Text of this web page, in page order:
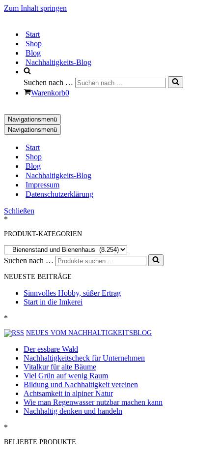
Zum Inhalt springen
Start
Shop
Blog
Nachhaltigkeits-Blog
Suchen nach …
Warenkorb0
Navigationsmenü
Navigationsmenü
Start
Shop
Blog
Nachhaltigkeits-Blog
Impressum
Datenschutzerklärung
Schließen
*
PRODUKT-KATEGORIEN
Suchen nach …
NEUESTE BEITRÄGE
Sinnvolles Hobby, süßer Ertrag
Start in die Imkerei
*
NEUES VOM NACHHALTIGKEITSBLOG
Der essbare Wald
Nachhaltigkeitscheck für Unternehmen
Vitalkur für alte Bäume
Viel Grün auf wenig Raum
Bildung und Nachhaltigkeit vereinen
Achtsamkeit in alpiner Natur
Wie man Regenwasser nutzbar machen kann
Nachhaltig denken und handeln
*
BELIEBTE PRODUKTE